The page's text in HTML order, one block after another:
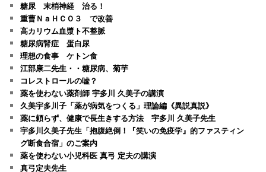
糖尿 末梢神経 治る！
重曹ＮａＨＣＯ３ で改善
高カリウム血漿ト不整脈
糖尿病腎症 蛋白尿
理想の食事 ケトン食
江部康二先生・・糖尿病、菊芋
コレストロールの嘘？
薬を使わない薬剤師 宇多川 久美子の講演
久美宇多川子「薬が病気をつくる」理論編《異説真説》
薬に頼らず、健康で長生きする方法 宇多川 久美子先生
宇多川久美子先生「抱腹絶倒！『笑いの免疫学』的ファスティン
グ断食合宿」のご案内
薬を使わない小児科医 真弓 定夫の講演
真弓定夫先生